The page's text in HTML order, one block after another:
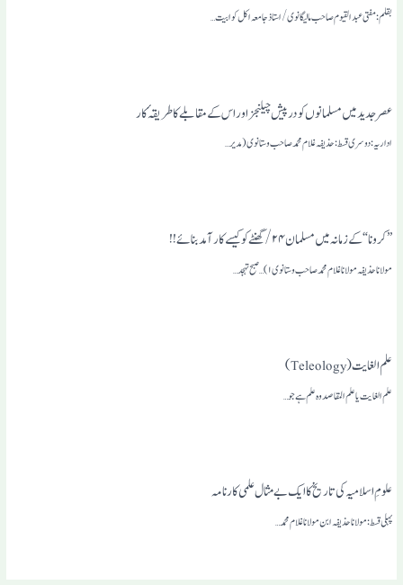
بقلم: مفتی عبد القیوم صاحب مالیگانوی/استاذ جامعہ اکل کوا بیت…
عصر جدیدمیں مسلمانوں کو درپیش چیلنجز اور اس کے مقابلے کا طریقہٴ کار
اداریہ: دوسری قسط: حذیفہ غلام محمد صاحب وستانوی (مدیر…
”کرونا“ کے زمانہ میں مسلمان ۲۴/ گھنٹے کو کیسے کار آمد بنائے!!
مولانا حذیفہ مولانا غلام محمد صاحب وستانوی ۱)…صبح تہجد…
علم الغایت (Teleology)
علم الغایت یا علم المقاصد وہ علم ہے جو…
علومِ اسلامیہ کی تاریخ کا ایک بے مثال علمی کارنامہ
پہلی قسط : مولانا حذیفہ ابن مولانا غلام محمد…